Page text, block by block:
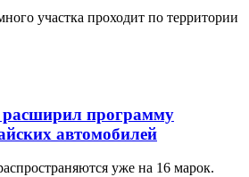
участка проходит по территории
программу
автомобилей
уже на 16 марок.